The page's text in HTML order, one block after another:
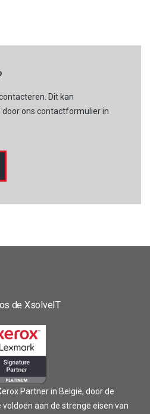
Dit kan
ons contactformulier in
de XsolveIT
Partner in België, door de
aan de strenge eisen van